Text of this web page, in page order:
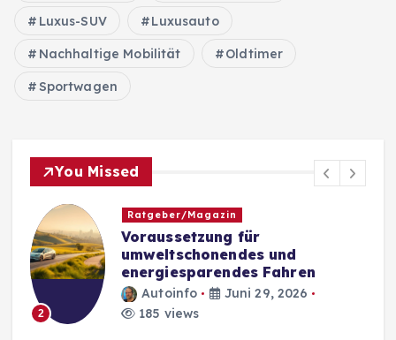
Luxus-SUV Luxusauto
Nachhaltige Mobilität Oldtimer
Sportwagen
You Missed
2
Ratgeber/Magazin
Voraussetzung für
umweltschonendes und
energiesparendes Fahren
Autoinfo
Juni 29, 2026
185 views